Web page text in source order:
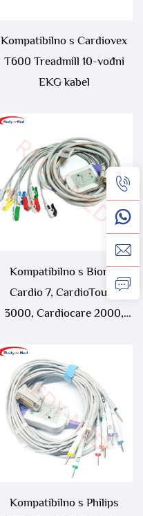
Kompatibilno s Cardiovex
T600 Treadmill 10-vođni
EKG kabel
Kompatibilno s Bionet
Cardio 7, CardioTouch
3000, Cardiocare 2000,
Kompatibilno s Philips